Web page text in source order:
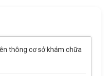
thông cơ sở khám chữa